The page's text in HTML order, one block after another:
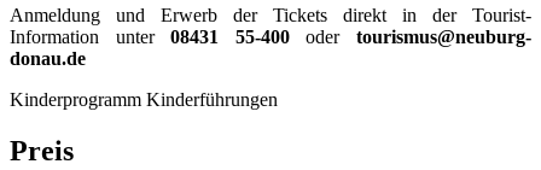
Anmeldung und Erwerb der Tickets direkt in der Tourist-
Information unter08431 55-400odertourismus@neuburg-
donau.de
Kinderprogramm Kinderführungen
Preis